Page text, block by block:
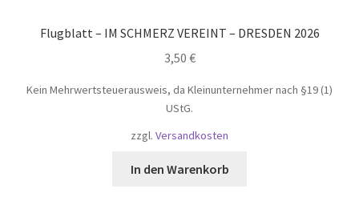
Flugblatt – IM SCHMERZ VEREINT – DRESDEN 2026
3,50 €
Kein Mehrwertsteuerausweis, da Kleinunternehmer nach §19 (1)
UStG.
zzgl. Versandkosten
In den Warenkorb